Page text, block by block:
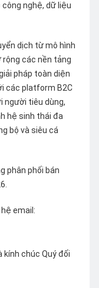
nghệ, dữ liệu
dịch từ mô hình
rộng các nền tảng
pháp toàn diện
các platform B2C
người tiêu dùng,
hệ sinh thái đa
bộ và siêu cá
phân phối bán
email:
kính chúc Quý đối